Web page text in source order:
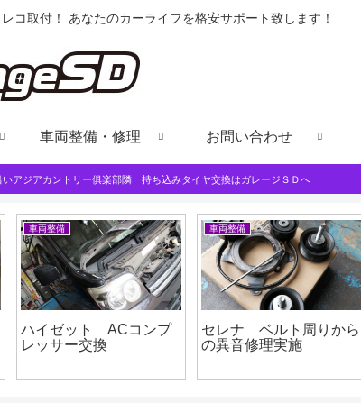
コ取付！ あなたのカーライフを格安サポート致します！
車両整備・修理 お問い合わせ
アジアカントリー俱楽部隣 持ち込みタイヤ交換はガレージＳＤへ
車両整備
ハイゼット ACコンプ
レッサー交換
車両整備
セレナ ベルト周りから
の異音修理実施